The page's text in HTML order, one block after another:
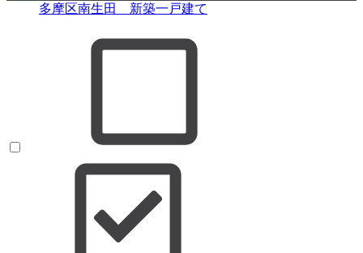
多摩区南生田 新築一戸建て